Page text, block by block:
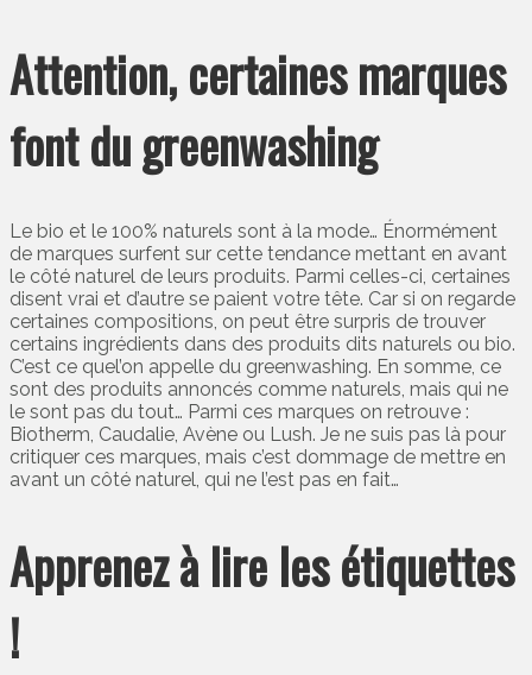
Attention, certaines marques
font du greenwashing
Le bio et le 100% naturels sont à la mode… Énormément
de marques surfent sur cette tendance mettant en avant
le côté naturel de leurs produits. Parmi celles-ci, certaines
disent vrai et d’autre se paient votre tête. Car si on regarde
certaines compositions, on peut être surpris de trouver
certains ingrédients dans des produits dits naturels ou bio.
C’est ce quel’on appelle du greenwashing. En somme, ce
sont des produits annoncés comme naturels, mais qui ne
le sont pas du tout… Parmi ces marques on retrouve :
Biotherm, Caudalie, Avène ou Lush. Je ne suis pas là pour
critiquer ces marques, mais c’est dommage de mettre en
avant un côté naturel, qui ne l’est pas en fait…
Apprenez à lire les étiquettes
!